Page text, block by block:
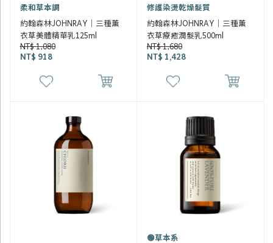
柔和草本調
約翰森林JOHNRAY｜三種薰
衣草美體精華乳125ml
NT$ 1,080
NT$ 918
修護染燙乾燥髮質
約翰森林JOHNRAY｜三種薰
衣草療癒潤髮乳500ml
NT$ 1,680
NT$ 1,428
🟢草本系